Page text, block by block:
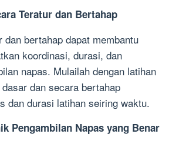
Teratur dan Bertahap
dan bertahap dapat membantu
koordinasi, durasi, dan
napas. Mulailah dengan latihan
dan secara bertahap
dan durasi latihan seiring waktu.
Pengambilan Napas yang Benar